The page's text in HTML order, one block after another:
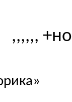
,,,,,,